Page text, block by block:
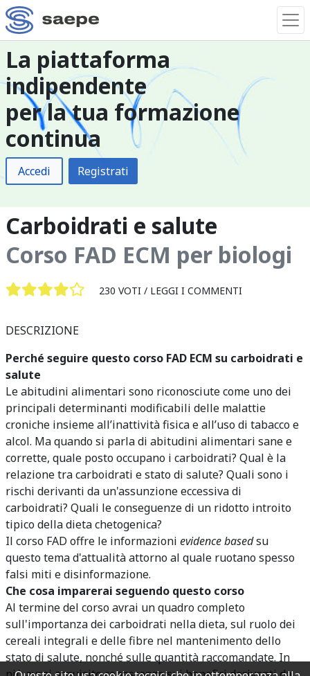
La piattaforma
indipendente
per la tua formazione
continua
Accedi Registrati
Carboidrati e salute
Corso FAD ECM per biologi
230 VOTI / LEGGI I COMMENTI
DESCRIZIONE
Perché seguire questo corso FAD ECM su carboidrati e
salute
Le abitudini alimentari sono riconosciute come uno dei
principali determinanti modificabili delle malattie
croniche insieme all’inattività fisica e all’uso di tabacco e
alcol. Ma quando si parla di abitudini alimentari sane e
corrette, quale posto occupano i carboidrati? Qual è la
relazione tra carboidrati e stato di salute? Quali sono i
rischi derivanti da un'assunzione eccessiva di
carboidrati? Quali le conseguenze di un ridotto introito
tipico della dieta chetogenica?
Il corso FAD offre le informazioni evidence basedsu
questo tema d'attualità attorno al quale ruotano spesso
falsi miti e disinformazione.
Che cosa imparerai seguendo questo corso
Al termine del corso avrai un quadro completo
sull'importanza dei carboidrati nella dieta, sul ruolo dei
cereali integrali e delle fibre nel mantenimento dello
stato di salute, nonché sulle quantità raccomandate. In